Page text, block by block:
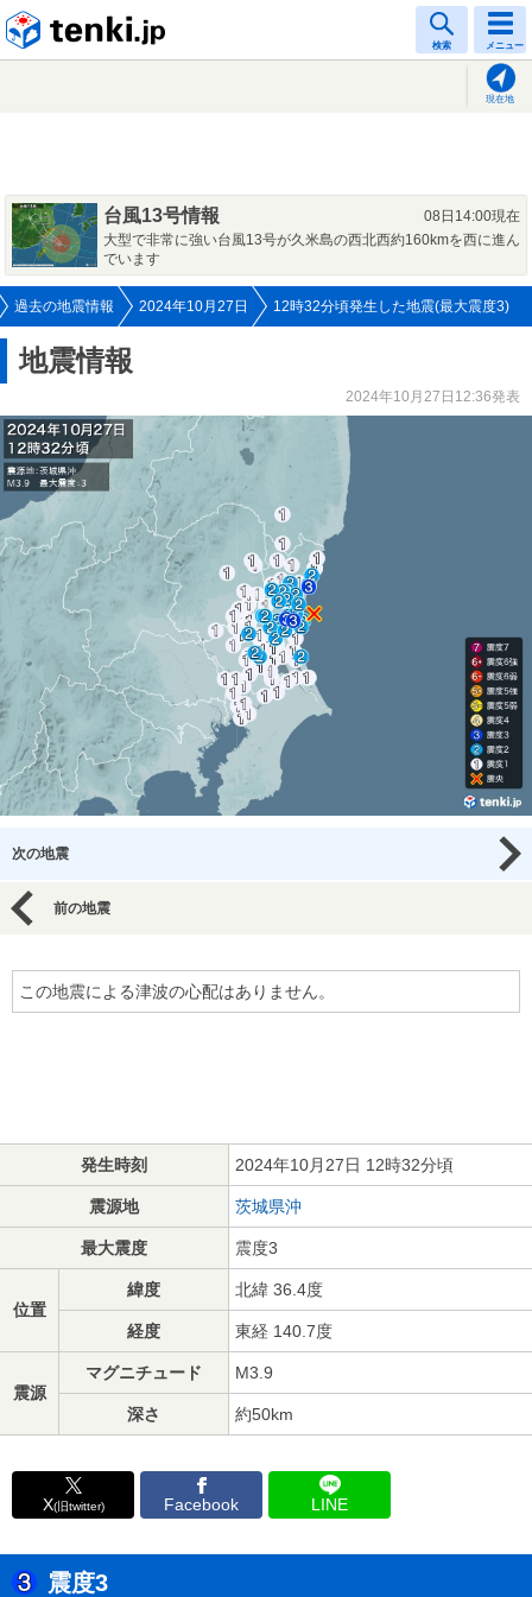
検索 メニュー
現在地
台風13号情報
08日14:00現在
大型で非常に強い台風13号が久米島の西北西約160kmを西に進ん
でいます
過去の地震情報 2024年10月27日 12時32分頃発生した地震(最大震度3)
地震情報
2024年10月27日12:36発表
次の地震
前の地震
この地震による津波の心配はありません。
発生時刻 2024年10月27日 12時32分頃
震源地 茨城県沖
最大震度 震度3
位置
緯度 北緯 36.4度
経度 東経 140.7度
震源
マグニチュード M3.9
深さ 約50km
X(旧twitter) Facebook LINE
震度3